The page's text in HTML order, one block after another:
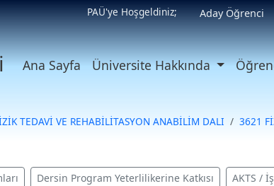
PAÜ'ye Hoşgeldiniz; Aday Öğrenci
Ana Sayfa Üniversite Hakkında
TEDAVİ VE REHABİLİTASYON ANABİLİM DALI 3621
Dersin Program Yeterlilikerine Katkısı AKTS /